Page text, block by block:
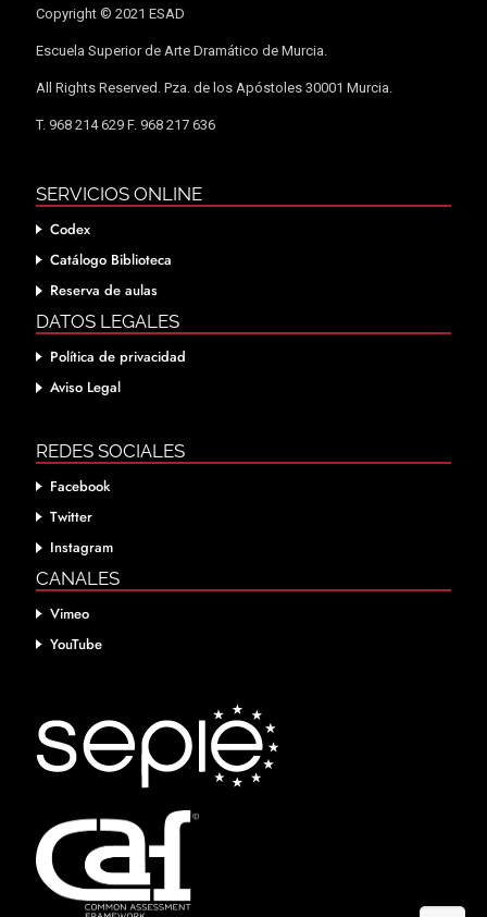
Copyright © 2021 ESAD
Escuela Superior de Arte Dramático de Murcia.
All Rights Reserved. Pza. de los Apóstoles 30001 Murcia.
T. 968 214 629 F. 968 217 636
SERVICIOS ONLINE
Codex
Catálogo Biblioteca
Reserva de aulas
DATOS LEGALES
Política de privacidad
Aviso Legal
REDES SOCIALES
Facebook
Twitter
Instagram
CANALES
Vimeo
YouTube